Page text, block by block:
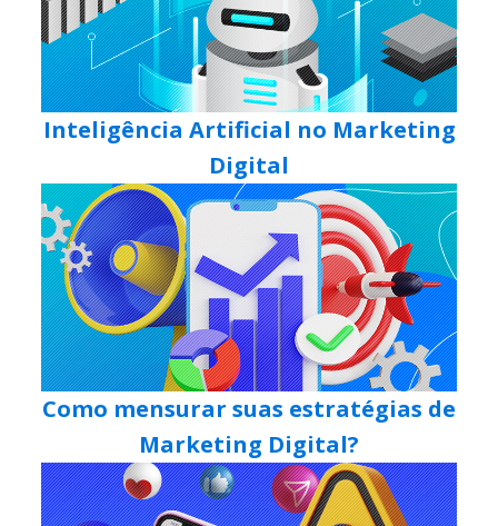
Inteligência Artificial no Marketing
Digital
Como mensurar suas estratégias de
Marketing Digital?